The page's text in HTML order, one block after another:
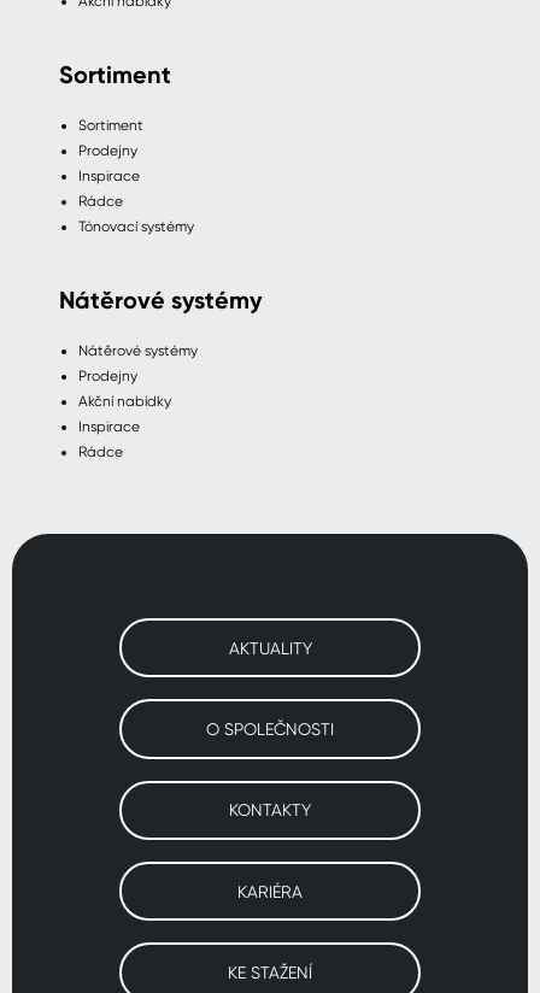
Sortiment
Sortiment
Prodejny
Inspirace
Rádce
Tónovací systémy
Nátěrové systémy
Nátěrové systémy
Prodejny
Akční nabídky
Inspirace
Rádce
AKTUALITY
O SPOLEČNOSTI
KONTAKTY
KARIÉRA
KE STAŽENÍ